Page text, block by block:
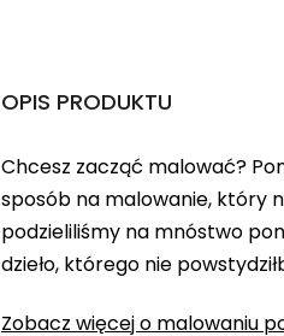
OPIS PRODUKTU
Chcesz zacząć malować?
sposób na malowanie, który
podzieliliśmy na mnóstwo
dzieło, którego nie
Zobacz więcej o malowaniu